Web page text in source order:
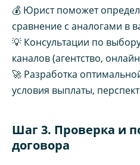
💰 Юрист поможет
сравнение с аналогами в
💡 Консультации по
каналов (агентство,
🚀 Разработка
условия выплаты,
Шаг 3. Проверка и
договора